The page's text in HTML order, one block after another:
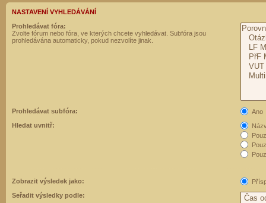
NASTAVENÍ VYHLEDÁVÁNÍ
Prohledávat fóra:
Zvolte fórum nebo fóra, ve kterých chcete vyhledávat. Subfóra jsou
prohledávána automaticky, pokud nezvolíte jinak.
Prohledávat subfóra:
Ano
Hledat uvnitř:
Zobrazit výsledek jako:
Seřadit výsledky podle: